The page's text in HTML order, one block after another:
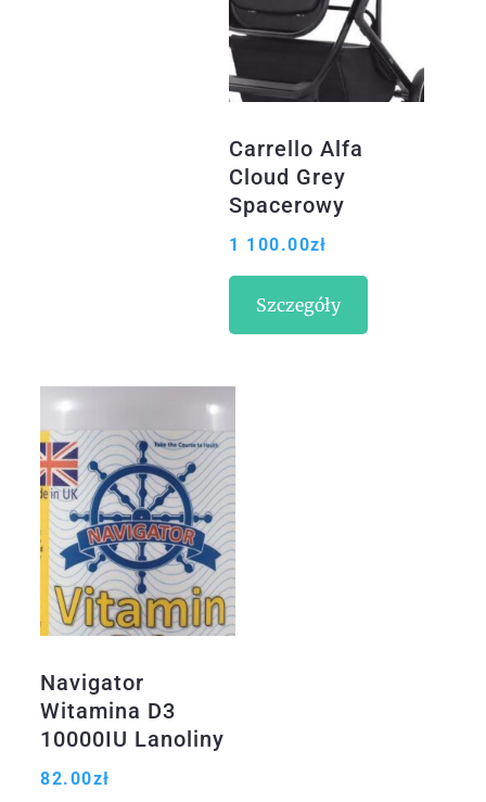
Carrello Alfa
Cloud Grey
Spacerowy
1 100.00zł
Szczegóły
Navigator
Witamina D3
10000IU Lanoliny
365 kaps
82.00zł